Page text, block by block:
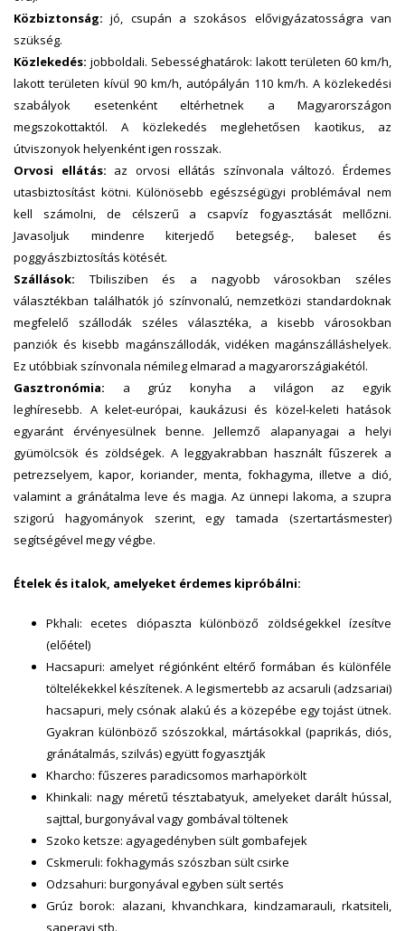
Közbiztonság: jó, csupán a szokásos elővigyázatosságra van
szükség.
Közlekedés: jobboldali. Sebességhatárok: lakott területen 60 km/h,
lakott területen kívül 90 km/h, autópályán 110 km/h. A közlekedési
szabályok esetenként eltérhetnek a Magyarországon
megszokottaktól. A közlekedés meglehetősen kaotikus, az
útviszonyok helyenként igen rosszak.
Orvosi ellátás: az orvosi ellátás színvonala változó. Érdemes
utasbiztosítást kötni. Különösebb egészségügyi problémával nem
kell számolni, de célszerű a csapvíz fogyasztását mellőzni.
Javasoljuk mindenre kiterjedő betegség-, baleset és
poggyászbiztosítás kötését.
Szállások: Tbilisziben és a nagyobb városokban széles
választékban találhatók jó színvonalú, nemzetközi standardoknak
megfelelő szállodák széles választéka, a kisebb városokban
panziók és kisebb magánszállodák, vidéken magánszálláshelyek.
Ez utóbbiak színvonala némileg elmarad a magyarországiakétól.
Gasztronómia: a grúz konyha a világon az egyik
leghíresebb. A kelet-európai, kaukázusi és közel-keleti hatások
egyaránt érvényesülnek benne. Jellemző alapanyagai a helyi
gyümölcsök és zöldségek. A leggyakrabban használt fűszerek a
petrezselyem, kapor, koriander, menta, fokhagyma, illetve a dió,
valamint a gránátalma leve és magja. Az ünnepi lakoma, a szupra
szigorú hagyományok szerint, egy tamada (szertartásmester)
segítségével megy végbe.
Ételek és italok, amelyeket érdemes kipróbálni:
Pkhali: ecetes diópaszta különböző zöldségekkel ízesítve
(előétel)
Hacsapuri: amelyet régiónként eltérő formában és különféle
töltelékekkel készítenek. A legismertebb az acsaruli (adzsariai)
hacsapuri, mely csónak alakú és a közepébe egy tojást ütnek.
Gyakran különböző szószokkal, mártásokkal (paprikás, diós,
gránátalmás, szilvás) együtt fogyasztják
Kharcho: fűszeres paradicsomos marhapörkölt
Khinkali: nagy méretű tésztabatyuk, amelyeket darált hússal,
sajttal, burgonyával vagy gombával töltenek
Szoko ketsze: agyagedényben sült gombafejek
Cskmeruli: fokhagymás szószban sült csirke
Odzsahuri: burgonyával egyben sült sertés
Grúz borok: alazani, khvanchkara, kindzamarauli, rkatsiteli,
saperavi stb.